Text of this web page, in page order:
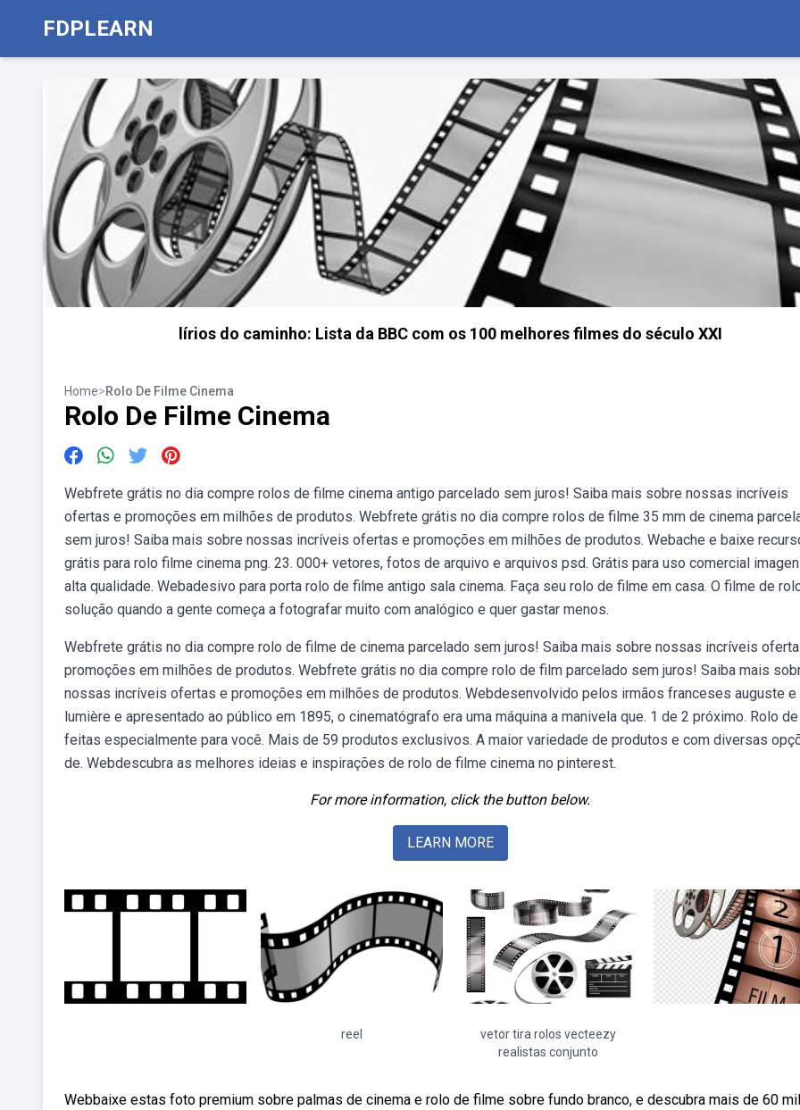
FDPLEARN
lírios do caminho: Lista da BBC com os 100 melhores filmes do século XXI
Home>Rolo De Filme Cinema
Rolo De Filme Cinema
Webfrete grátis no dia compre rolos de filme cinema antigo parcelado sem juros! Saiba mais sobre nossas incríveis
ofertas e promoções em milhões de produtos. Webfrete grátis no dia compre rolos de filme 35 mm de cinema
sem juros! Saiba mais sobre nossas incríveis ofertas e promoções em milhões de produtos. Webache e baixe
grátis para rolo filme cinema png. 23. 000+ vetores, fotos de arquivo e arquivos psd. Grátis para uso comercial
alta qualidade. Webadesivo para porta rolo de filme antigo sala cinema. Faça seu rolo de filme em casa. O filme de
solução quando a gente começa a fotografar muito com analógico e quer gastar menos.
Webfrete grátis no dia compre rolo de filme de cinema parcelado sem juros! Saiba mais sobre nossas incríveis
promoções em milhões de produtos. Webfrete grátis no dia compre rolo de film parcelado sem juros! Saiba mais
nossas incríveis ofertas e promoções em milhões de produtos. Webdesenvolvido pelos irmãos franceses auguste e
lumière e apresentado ao público em 1895, o cinematógrafo era uma máquina a manivela que. 1 de 2 próximo. Rolo
feitas especialmente para você. Mais de 59 produtos exclusivos. A maior variedade de produtos e com diversas
de. Webdescubra as melhores ideias e inspirações de rolo de filme cinema no pinterest.
For more information, click the button below.
LEARN MORE
reel
vetor tira rolos vecteezy
realistas conjunto
Webbaixe estas foto premium sobre palmas de cinema e rolo de filme sobre fundo branco, e descubra mais de 60